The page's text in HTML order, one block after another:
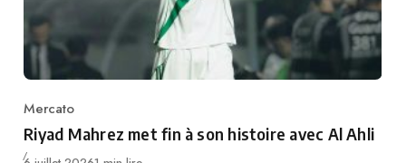
Category
Mercato
Riyad Mahrez met fin à son histoire avec Al Ahli